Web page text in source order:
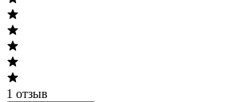
1 отзыв